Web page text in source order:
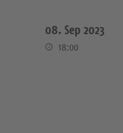
08. Sep 2023
18:00